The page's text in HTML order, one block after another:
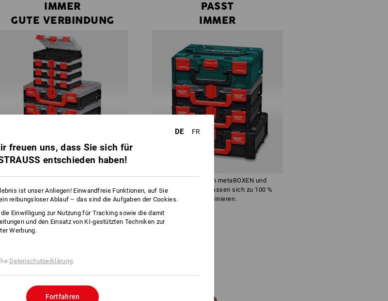
IMMER
GUTE VERBINDUNG
mit jeder beliebigen STRAUSSbox
verbinden. Der Kreativität und individuellen
Grenzen gesetzt.
PASST
IMMER
Die baugleichen metaBOXEN und
STRAUSSboxen lassen sich zu 100 %
kombinieren.
NOCH EINS DRAUF
DE FR
freuen uns, dass Sie sich für
entschieden haben!
ist unser Anliegen! Einwandfreie Funktionen, auf Sie
reibungsloser Ablauf – das sind die Aufgaben der Cookies.
Einwilligung zur Nutzung für Tracking sowie die damit
und den Einsatz von KI-gestützten Techniken zur
Werbung.
Datenschutzerklärung.
Fortfahren